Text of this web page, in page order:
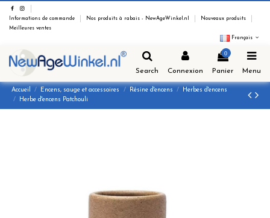
Informations de commande Nos produits à rabais - NewAgeWinkel.nl
Nouveaux produits
Meilleures ventes
Français
Search Connexion
0
Panier Menu
Accueil Encens, sauge et accessoires Résine d'encens
Herbes d'encens
Herbe d'encens Patchouli